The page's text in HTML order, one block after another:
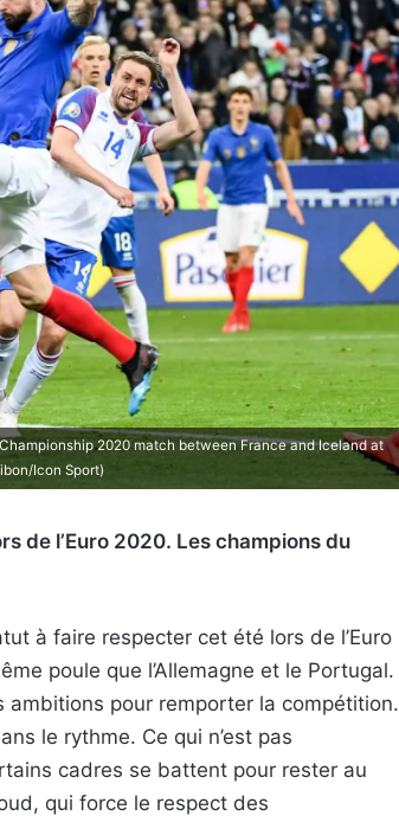
2020 match between France and Iceland at
Icon Sport)
de l’Euro 2020. Les champions du
à faire respecter cet été lors de l’Euro
poule que l’Allemagne et le Portugal.
pour remporter la compétition.
le rythme. Ce qui n’est pas
cadres se battent pour rester au
qui force le respect des